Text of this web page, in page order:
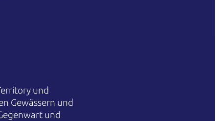
und
Gewässern und
und